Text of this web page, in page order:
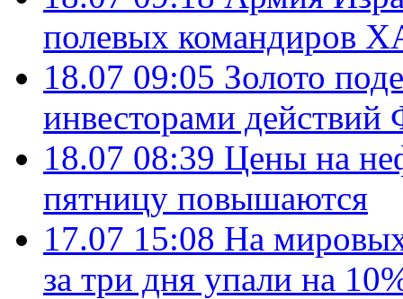
полевых командиров
18.07 09:05 Золото
инвесторами
18.07 08:39 Цены на
пятницу повышаются
17.07 15:08 На
за три дня упали на